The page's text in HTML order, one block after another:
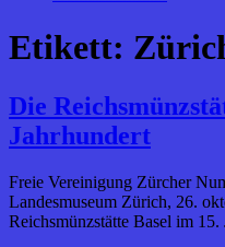
Etikett:
Die
Jahrhundert
Freie Vereinigung Zürcher
Landesmuseum Zürich, 26.
Reichsmünzstätte Basel im 15.